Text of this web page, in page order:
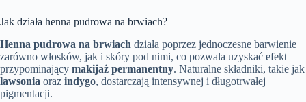
Jak działa henna pudrowa na brwiach?
Henna pudrowa na brwiach działa poprzez jednoczesne barwienie
zarówno włosków, jak i skóry pod nimi, co pozwala uzyskać efekt
przypominający makijaż permanentny. Naturalne składniki, takie jak
lawsonia oraz indygo, dostarczają intensywnej i długotrwałej
pigmentacji.